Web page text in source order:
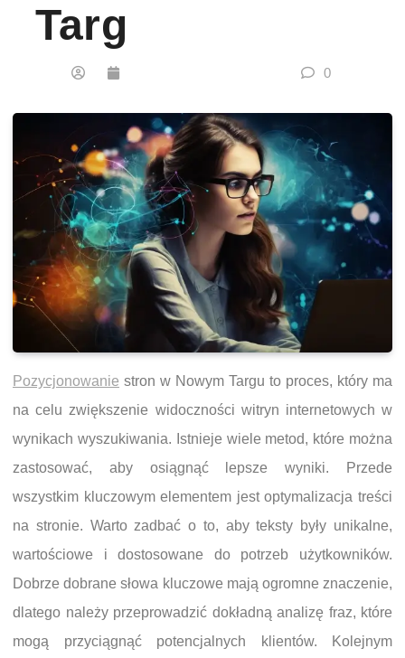
Targ
0
Pozycjonowanie stron w Nowym Targu to proces, który ma
na celu zwiększenie widoczności witryn internetowych w
wynikach wyszukiwania. Istnieje wiele metod, które można
zastosować, aby osiągnąć lepsze wyniki. Przede
wszystkim kluczowym elementem jest optymalizacja treści
na stronie. Warto zadbać o to, aby teksty były unikalne,
wartościowe i dostosowane do potrzeb użytkowników.
Dobrze dobrane słowa kluczowe mają ogromne znaczenie,
dlatego należy przeprowadzić dokładną analizę fraz, które
mogą przyciągnąć potencjalnych klientów. Kolejnym